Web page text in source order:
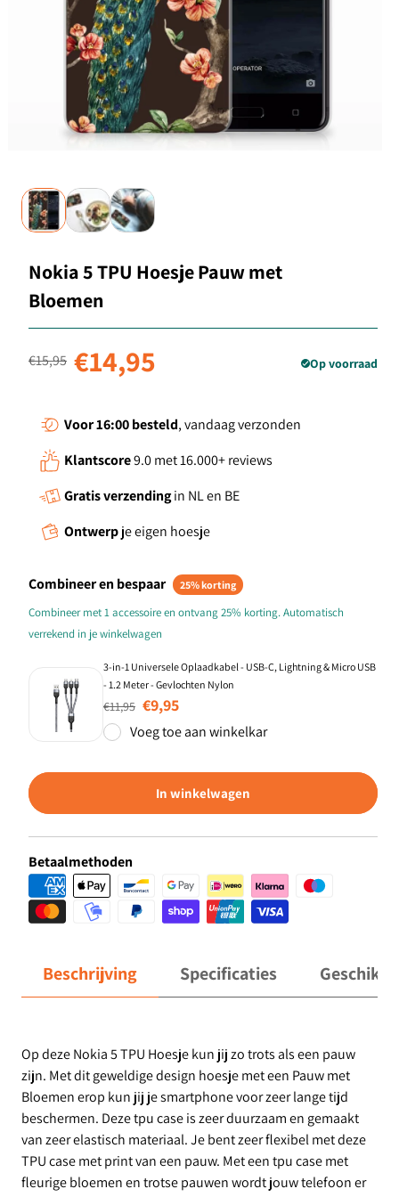
Nokia 5 TPU Hoesje Pauw met
Bloemen
Normale prijs
€15,95
Aanbiedingsprijs
€14,95 Op voorraad
Voor 16:00besteld, vandaag verzonden
Klantscore9.0 met 16.000+ reviews
Gratis verzendingin NL en BE
Ontwerpje eigen hoesje
Combineer en bespaar 25% korting
Combineer met 1 accessoire en ontvang 25% korting. Automatisch
verrekend in je winkelwagen
3-in-1 Universele Oplaadkabel - USB-C, Lightning & Micro USB
- 1.2 Meter - Gevlochten Nylon
Normale prijs
€11,95 Aanbiedingsprijs
€9,95
Voeg toe aan winkelkar
In winkelwagen
Betaalmethoden
Beschrijving Specificaties Geschikt
Op deze Nokia 5 TPU Hoesje kun jij zo trots als een pauw
zijn. Met dit geweldige design hoesje met een Pauw met
Bloemen erop kun jij je smartphone voor zeer lange tijd
beschermen. Deze tpu case is zeer duurzaam en gemaakt
van zeer elastisch materiaal. Je bent zeer flexibel met deze
TPU case met print van een pauw. Met een tpu case met
fleurige bloemen en trotse pauwen wordt jouw telefoon er